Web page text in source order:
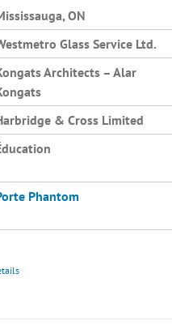
ON
Glass Service Ltd.
Architects – Alar
& Cross Limited
Phantom